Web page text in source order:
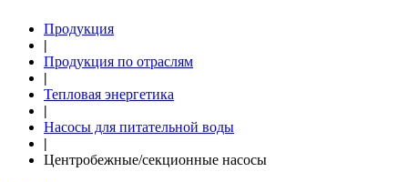
Продукция
|
Продукция по отраслям
|
Тепловая энергетика
|
Насосы для питательной воды
|
Центробежные/секционные насосы